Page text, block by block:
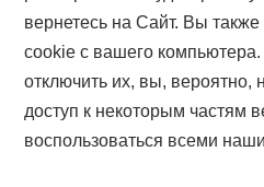
вернетесь на Сайт. Вы
cookie с вашего
отключить их, вы, вероятно,
доступ к некоторым частям
воспользоваться всеми